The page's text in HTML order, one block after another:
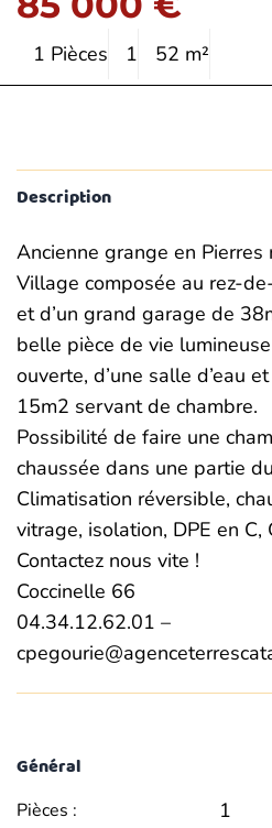
1 Pièces 1 52 m²
Description
Ancienne grange en Pierres
Village composée au rez-
et d’un grand garage de
belle pièce de vie
ouverte, d’une salle d’eau
15m2 servant de chambre.
Possibilité de faire une
chaussée dans une partie
Climatisation réversible,
vitrage, isolation, DPE en C,
Contactez nous vite !
Coccinelle 66
04.34.12.62.01 –
Général
Pièces : 1